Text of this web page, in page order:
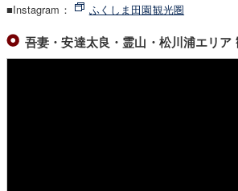
■Instagram： ふくしま田園観光圏
吾妻・安達太良・霊山・松川浦エリア